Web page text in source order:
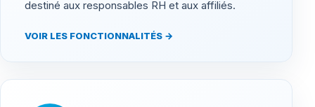
destiné aux responsables RH et aux affiliés.
VOIR LES FONCTIONNALITÉS →